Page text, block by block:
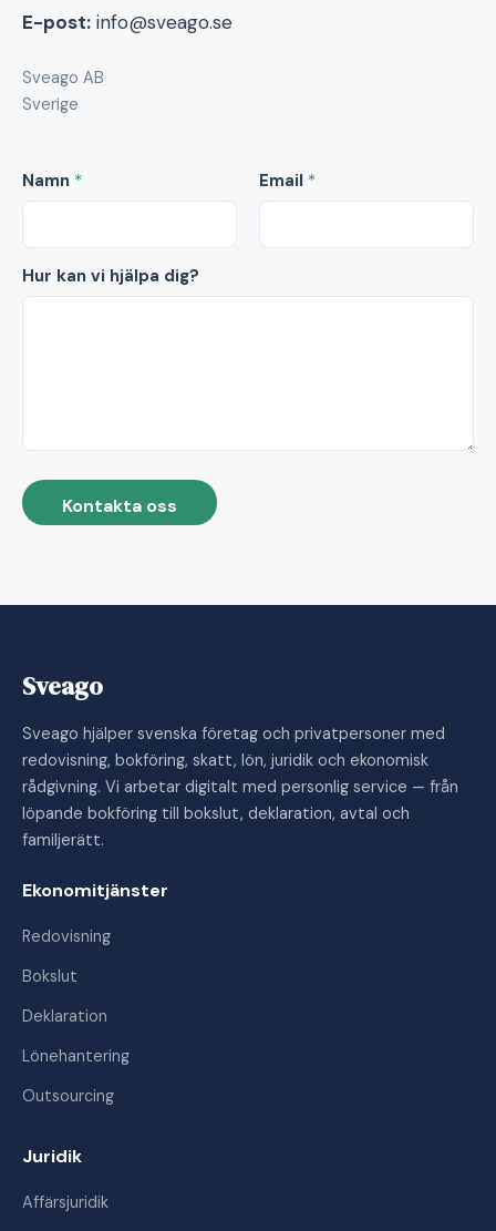
E-post: info@sveago.se
Sveago AB
Sverige
Namn * Email *
Hur kan vi hjälpa dig?
Kontakta oss
Sveago
Sveago hjälper svenska företag och privatpersoner med
redovisning, bokföring, skatt, lön, juridik och ekonomisk
rådgivning. Vi arbetar digitalt med personlig service — från
löpande bokföring till bokslut, deklaration, avtal och
familjerätt.
Ekonomitjänster
Redovisning
Bokslut
Deklaration
Lönehantering
Outsourcing
Juridik
Affärsjuridik